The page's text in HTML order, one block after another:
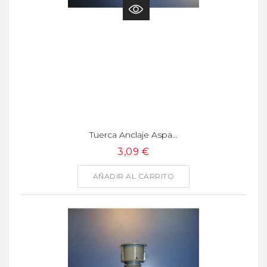
Tuerca Anclaje Aspa...
3,09 €
AÑADIR AL CARRITO